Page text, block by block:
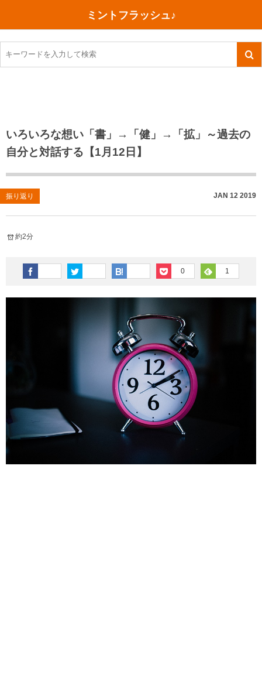
ミントフラッシュ♪
いろいろな想い「書」→「健」→「拡」～過去の
自分と対話する【1月12日】
振り返り JAN 12 2019
約2分
0 1
TOEIC感想・結果
TOEIC800点への道
TOEIC（作戦・ノウハウなど）
TOEIC700点への道
英単語
その他英語関連
今日買った本
ご朱印帳めぐり
川越（埼玉県）
沖縄
神戸
行ってきたあれこれ
旅行関連あれこれ
ファスティング
コスメ
ダイエット
健康あれこれ
美容あれこれ
食べ物
今日の一枚
月、星、宇宙